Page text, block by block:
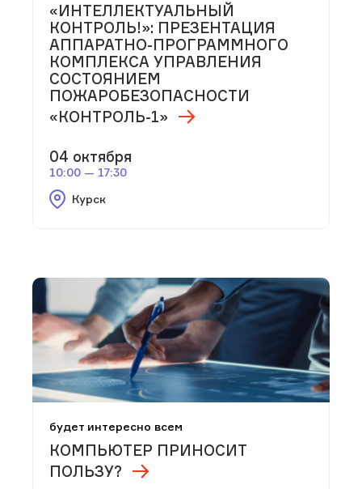
«ИНТЕЛЛЕКТУАЛЬНЫЙ
КОНТРОЛЬ!»: ПРЕЗЕНТАЦИЯ
АППАРАТНО-ПРОГРАММНОГО
КОМПЛЕКСА УПРАВЛЕНИЯ
СОСТОЯНИЕМ
ПОЖАРОБЕЗОПАСНОСТИ
«КОНТРОЛЬ-1»
04 октября
10:00 — 17:30
Курск
будет интересно всем
КОМПЬЮТЕР ПРИНОСИТ
ПОЛЬЗУ?